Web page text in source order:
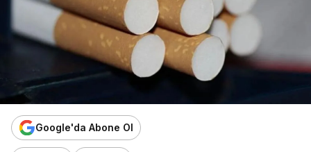
Google'da Abone Ol